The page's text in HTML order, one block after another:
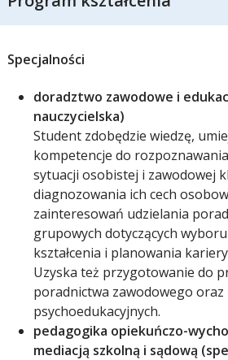
Specjalności
doradztwo zawodowe i
nauczycielska)
Student zdobędzie wiedzę,
kompetencje do
sytuacji osobistej i zawodowej
diagnozowania ich cech
zainteresowań udzielania
grupowych dotyczących
kształcenia i planowania
Uzyska też przygotowanie do
poradnictwa zawodowego oraz
psychoedukacyjnych.
pedagogika opiekuńczo-
mediacją szkolną i sądową